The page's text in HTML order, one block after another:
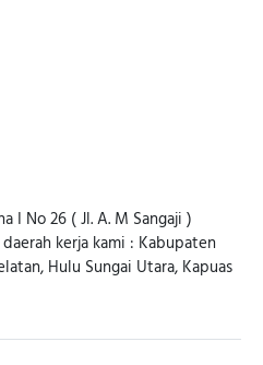
I No 26 ( Jl. A. M Sangaji )
kerja kami : Kabupaten
Hulu Sungai Utara, Kapuas